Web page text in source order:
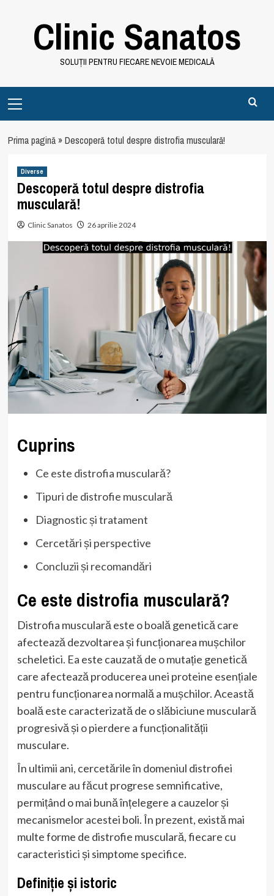
Clinic Sanatos
SOLUȚII PENTRU FIECARE NEVOIE MEDICALĂ
Menu
Prima pagină»Descoperă totul despre distrofia musculară!
Diverse
Descoperă totul despre distrofia
musculară!
Clinic Sanatos 26 aprilie 2024
Cuprins
Ce este distrofia musculară?
Tipuri de distrofie musculară
Diagnostic și tratament
Cercetări și perspective
Concluzii și recomandări
Ce este distrofia musculară?
Distrofia musculară este o boală genetică care
afectează dezvoltarea și funcționarea mușchilor
scheletici. Ea este cauzată de o mutație genetică
care afectează producerea unei proteine esențiale
pentru funcționarea normală a mușchilor. Această
boală este caracterizată de o slăbiciune musculară
progresivă și o pierdere a funcționalității
musculare.
În ultimii ani, cercetările în domeniul distrofiei
musculare au făcut progrese semnificative,
permițând o mai bună înțelegere a cauzelor și
mecanismelor acestei boli. În prezent, există mai
multe forme de distrofie musculară, fiecare cu
caracteristici și simptome specifice.
Definiție și istoric